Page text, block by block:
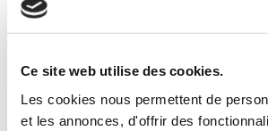
Ce site web utilise des cookies.
Les cookies nous permettent de
et les annonces, d'offrir des
Traduction des documents constitutifs du
d’adoption